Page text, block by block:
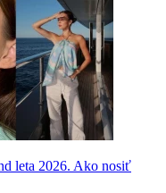
leta 2026. Ako nosiť